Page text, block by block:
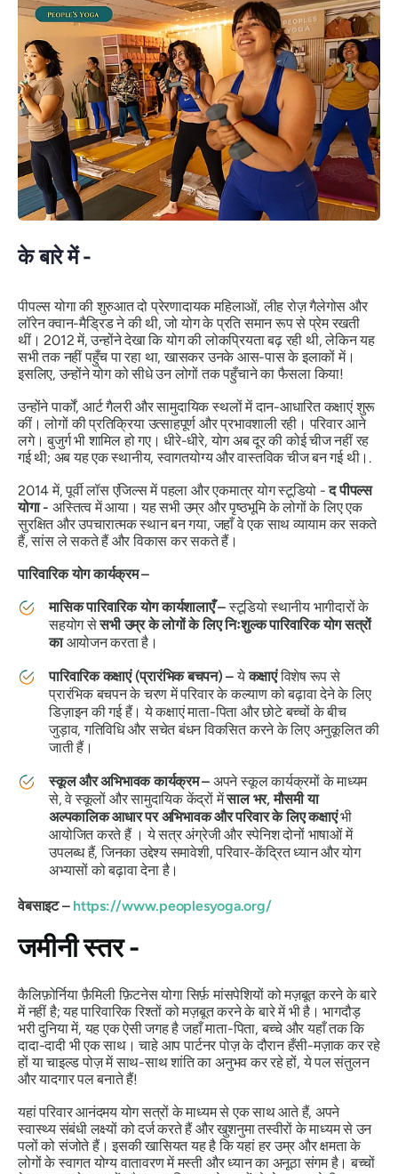
के बारे में -
पीपल्स योगा की शुरुआत दो प्रेरणादायक महिलाओं, लीह रोज़ गैलेगोस और
लॉरेन क्वान-मैड्रिड ने की थी, जो योग के प्रति समान रूप से प्रेम रखती
थीं। 2012 में, उन्होंने देखा कि योग की लोकप्रियता बढ़ रही थी, लेकिन यह
सभी तक नहीं पहुँच पा रहा था, खासकर उनके आस-पास के इलाकों में।
इसलिए, उन्होंने योग को सीधे उन लोगों तक पहुँचाने का फैसला किया!
उन्होंने पार्कों, आर्ट गैलरी और सामुदायिक स्थलों में दान-आधारित कक्षाएं शुरू
कीं। लोगों की प्रतिक्रिया उत्साहपूर्ण और प्रभावशाली रही। परिवार आने
लगे। बुजुर्ग भी शामिल हो गए। धीरे-धीरे, योग अब दूर की कोई चीज नहीं रह
गई थी; अब यह एक स्थानीय, स्वागतयोग्य और वास्तविक चीज बन गई थी।.
2014 में, पूर्वी लॉस एंजिल्स में पहला और एकमात्र योग स्टूडियो -द पीपल्स
योगा - अस्तित्व में आया। यह सभी उम्र और पृष्ठभूमि के लोगों के लिए एक
सुरक्षित और उपचारात्मक स्थान बन गया, जहाँ वे एक साथ व्यायाम कर सकते
हैं, सांस ले सकते हैं और विकास कर सकते हैं।
पारिवारिक योग कार्यक्रम –
मासिक पारिवारिक योग कार्यशालाएँ –स्टूडियो स्थानीय भागीदारों के
सहयोग सेसभी उम्र के लोगों के लिए निःशुल्क पारिवारिक योग सत्रों
काआयोजन करता है।
पारिवारिक कक्षाएं (प्रारंभिक बचपन) –येकक्षाएंविशेष रूप से
प्रारंभिक बचपन के चरण में परिवार के कल्याण को बढ़ावा देने के लिए
डिज़ाइन की गई हैं। ये कक्षाएं माता-पिता और छोटे बच्चों के बीच
जुड़ाव, गतिविधि और सचेत बंधन विकसित करने के लिए अनुकूलित की
जाती हैं।
स्कूल और अभिभावक कार्यक्रम – अपने स्कूल कार्यक्रमों के माध्यम
से, वे स्कूलों और सामुदायिक केंद्रों मेंसाल भर, मौसमी या
अल्पकालिक आधार पर अभिभावक और परिवार के लिए कक्षाएंभी
आयोजित करते हैं । ये सत्र अंग्रेजी और स्पेनिश दोनों भाषाओं में
उपलब्ध हैं, जिनका उद्देश्य समावेशी, परिवार-केंद्रित ध्यान और योग
अभ्यासों को बढ़ावा देना है।
वेबसाइट –https://www.peoplesyoga.org/
जमीनी स्तर -
कैलिफ़ोर्निया फ़ैमिली फ़िटनेस योगा सिर्फ़ मांसपेशियों को मज़बूत करने के बारे
में नहीं है; यह पारिवारिक रिश्तों को मज़बूत करने के बारे में भी है। भागदौड़
भरी दुनिया में, यह एक ऐसी जगह है जहाँ माता-पिता, बच्चे और यहाँ तक कि
दादा-दादी भीएक साथ। चाहे आप पार्टनर पोज़ के दौरान हँसी-मज़ाक कर रहे
हों या चाइल्ड पोज़ में साथ-साथ शांति का अनुभव कर रहे हों, ये पल संतुलन
औरयादगार पल बनाते हैं!
यहां परिवार आनंदमय योग सत्रों के माध्यम से एक साथ आते हैं, अपने
स्वास्थ्य संबंधी लक्ष्यों को दर्ज करते हैं और खुशनुमा तस्वीरों के माध्यम से उन
पलों को संजोते हैं। इसकी खासियत यह है कि यहां हर उम्र और क्षमता के
लोगों के स्वागत योग्य वातावरण में मस्ती और ध्यान का अनूठा संगम है। बच्चों